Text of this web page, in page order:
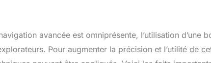
avancée est omniprésente, l’utilisation d’une
Pour augmenter la précision et l’utilité de